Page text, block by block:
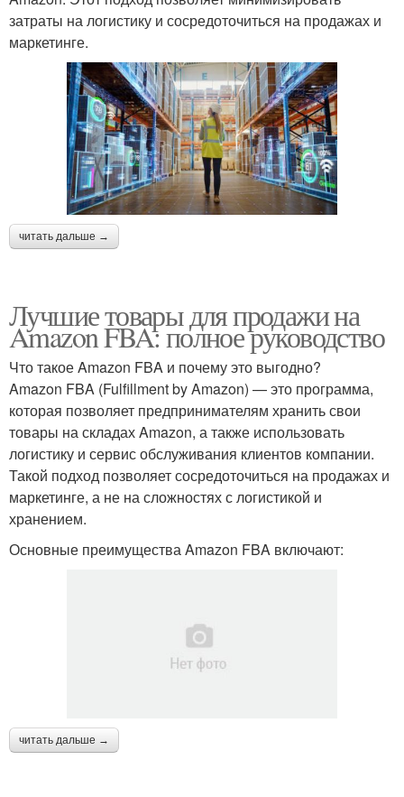
затраты на логистику и сосредоточиться на продажах и
маркетинге.
читать дальше →
Лучшие товары для продажи на
Amazon FBA: полное руководство
Что такое Amazon FBA и почему это выгодно?
Amazon FBA (Fulfillment by Amazon) — это программа,
которая позволяет предпринимателям хранить свои
товары на складах Amazon, а также использовать
логистику и сервис обслуживания клиентов компании.
Такой подход позволяет сосредоточиться на продажах и
маркетинге, а не на сложностях с логистикой и
хранением.
Основные преимущества Amazon FBA включают:
читать дальше →